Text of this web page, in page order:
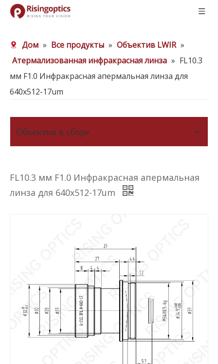
Дом » Все продукты » Объектив LWIR »
Атермализованная инфракрасная линза » FL10.3
мм F1.0 Инфракрасная апермальная линза для
640x512-17um
Объектив в сборе
FL10.3 мм F1.0 Инфракрасная апермальная
линза для 640x512-17um